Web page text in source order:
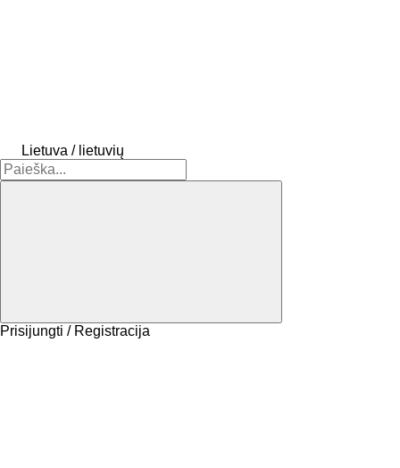
Lietuva / lietuvių
Prisijungti / Registracija